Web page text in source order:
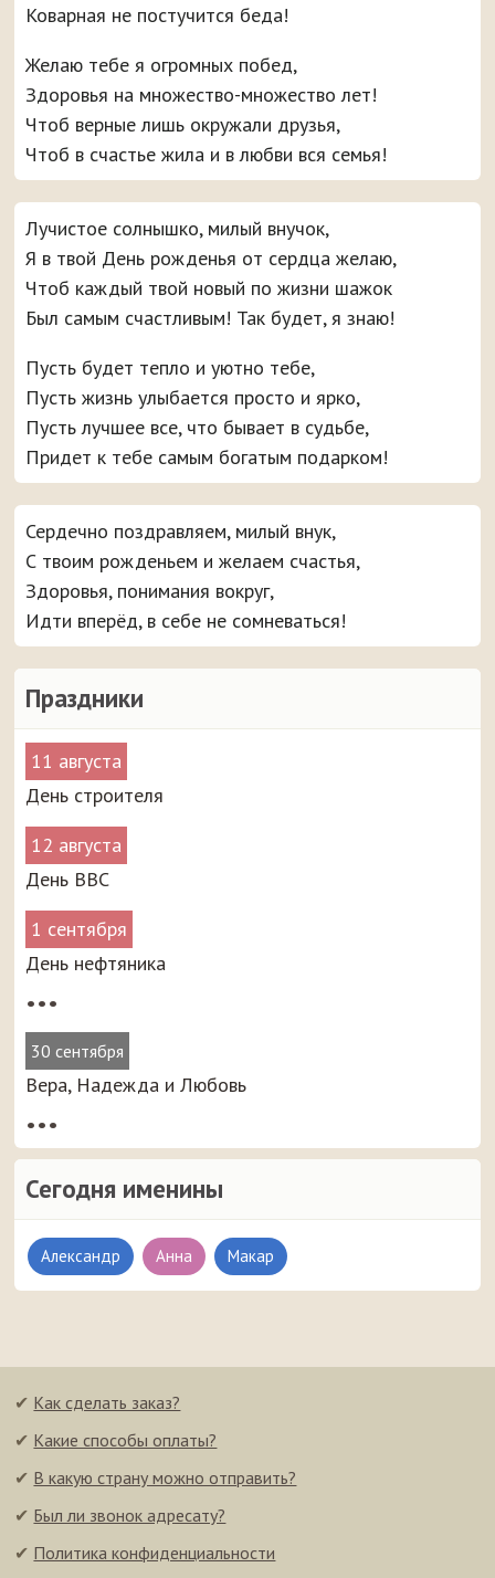
Праздники
11 августа
День строителя
12 августа
День ВВС
1 сентября
День нефтяника
•••
30 сентября
Вера, Надежда и Любовь
•••
Сегодня именины
Александр Анна Макар
Коварная не постучится беда!
Желаю тебе я огромных побед,
Здоровья на множество-множество лет!
Чтоб верные лишь окружали друзья,
Чтоб в счастье жила и в любви вся семья!
Лучистое солнышко, милый внучок,
Я в твой День рожденья от сердца желаю,
Чтоб каждый твой новый по жизни шажок
Был самым счастливым! Так будет, я знаю!
Пусть будет тепло и уютно тебе,
Пусть жизнь улыбается просто и ярко,
Пусть лучшее все, что бывает в судьбе,
Придет к тебе самым богатым подарком!
Сердечно поздравляем, милый внук,
С твоим рожденьем и желаем счастья,
Здоровья, понимания вокруг,
Идти вперёд, в себе не сомневаться!
✔ Как сделать заказ?
✔ Какие способы оплаты?
✔ В какую страну можно отправить?
✔ Был ли звонок адресату?
✔ Политика конфиденциальности